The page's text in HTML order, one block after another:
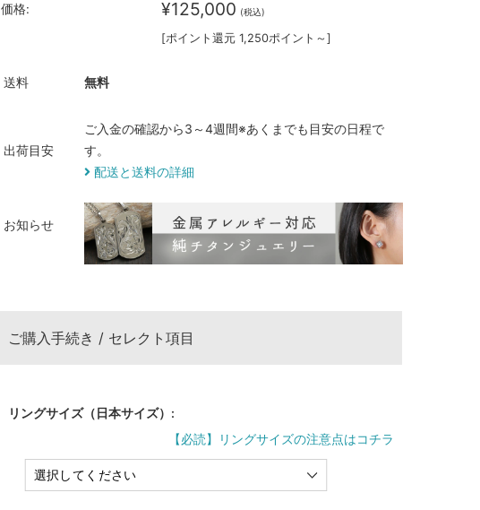
価格: ¥125,000 (税込)
[ポイント還元 1,250ポイント～]
送料 無料
出荷目安
ご入金の確認から3～4週間※あくまでも目安の日程で
す。
配送と送料の詳細
お知らせ
ご購入手続き / セレクト項目
リングサイズ（日本サイズ）:
【必読】リングサイズの注意点はコチラ